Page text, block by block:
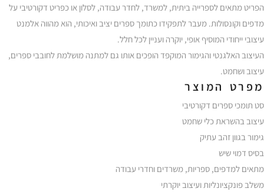
הפריט מתאים לספרייה ביתית, למשרד, לחדר עבודה, לסלון או כפריט דקורטיבי על
מדפים וקונסולות. מעבר לתפקידו כתומך ספרים יציב ואיכותי, הוא מהווה אלמנט
עיצובי ייחודי המוסיף אופי, יוקרה ועניין לכל חלל.
העיצוב האלגנטי והגימור המוקפד הופכים אותו גם למתנה מושלמת לחובבי ספרים,
עיצוב ושחמט.
מפרט המוצר
סט תומכי ספרים דקורטיבי
עיצוב בהשראת כלי שחמט
גימור בגוון זהב עתיק
בסיס דמוי שיש
מתאים למדפים, ספריות, משרדים וחדרי עבודה
משלב פונקציונליות ועיצוב יוקרתי